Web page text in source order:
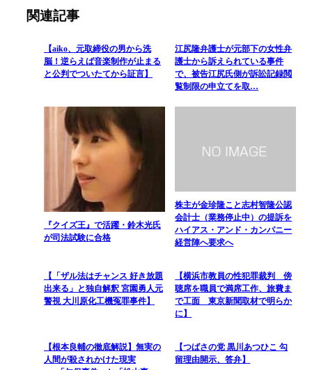
関連記事
【aiko、元取締役の男から洗
脳！逆らえば音楽制作が止まる
と公判でついたてから証言】
江尻隆弁護士が元部下の女性弁
護士から訴えられている事件
で、被告江尻氏側が訴訟記録閲
覧制限の申立てを取…
『クイズ王』で活躍・鈴木光氏
が司法試験に合格
株主が金珍隆こと志村智隆公認
会計士（業務停止中）の提訴を
ハイアス・アンド・カンパニー
経営陣へ要求へ
【「ザル法はチャンス 好き放題
出来る」と独自解釈 宮園勇人元
警視 大川原化工機冤罪事件】
【横浜市教員の性犯罪裁判 傍
聴席を職員で満席工作、旅費ま
で工面 東京新聞取材で明らか
に】
【根本良輔の徹底解説】無実の
人間が殺されかけた現実
【つばさの党 黒川あつひこ 勾
留理由開示、答弁】